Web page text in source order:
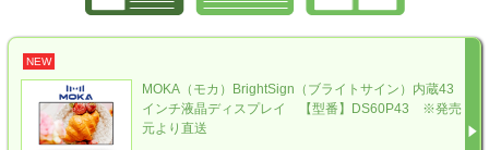
NEW
MOKA（モカ）BrightSign（ブライトサイン）内蔵43
インチ液晶ディスプレイ 【型番】DS60P43 ※発売
元より直送